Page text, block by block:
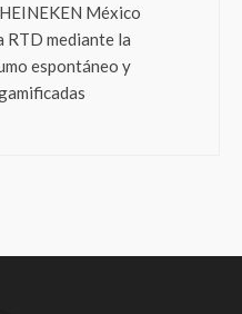
México
RTD mediante la
espontáneo y